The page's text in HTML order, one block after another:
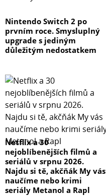
Nintendo Switch 2 po
prvním roce. Smysluplný
upgrade s jediným
důležitým nedostatkem
Netflix a 30
nejoblíbenějších filmů a
seriálů v srpnu 2026.
Najdu si tě, akčňák My vás
naučíme nebo krimi
seriály Metanol a Rapl